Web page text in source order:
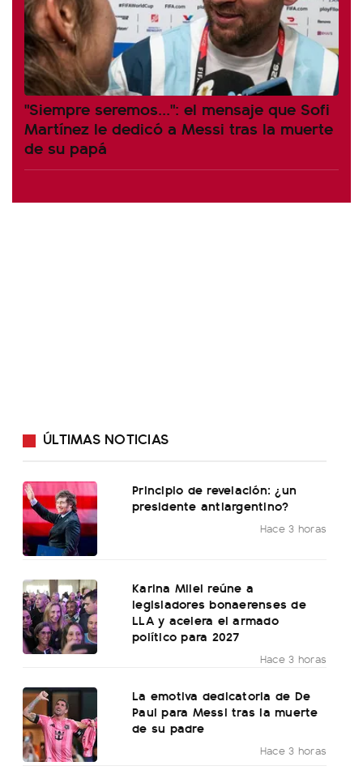
"Siempre seremos...": el mensaje que Sofi
Martínez le dedicó a Messi tras la muerte
de su papá
ÚLTIMAS NOTICIAS
Principio de revelación: ¿un
presidente antiargentino?
Hace 3 horas
Karina Milei reúne a
legisladores bonaerenses de
LLA y acelera el armado
político para 2027
Hace 3 horas
La emotiva dedicatoria de De
Paul para Messi tras la muerte
de su padre
Hace 3 horas